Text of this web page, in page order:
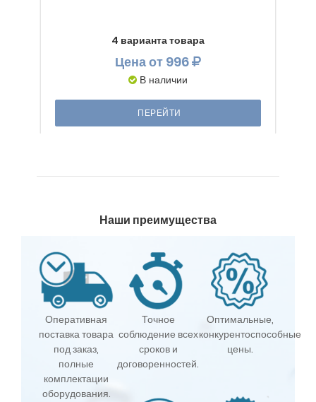
4 варианта товара
Ценаот 996
В наличии
ПЕРЕЙТИ
Наши преимущества
Оперативная
поставка товара
под заказ,
полные
комплектации
оборудования.
Точное
соблюдение всех
сроков и
договоренностей.
Оптимальные,
конкурентоспособные
цены.